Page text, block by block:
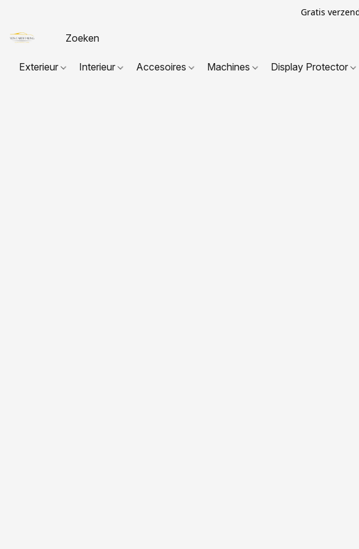
Gratis
Exterieur Interieur Accesoires Machines Display Protector